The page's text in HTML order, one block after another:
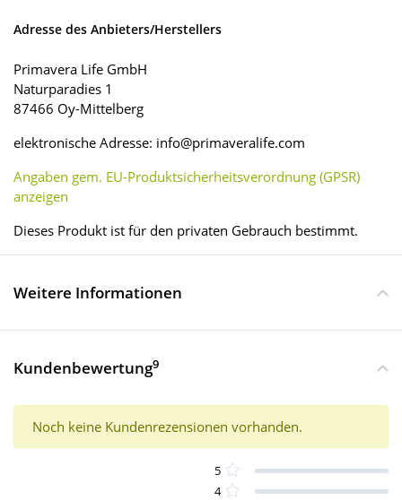
Adresse des Anbieters/Herstellers
Primavera Life GmbH
Naturparadies 1
87466 Oy-Mittelberg
elektronische Adresse: info@primaveralife.com
Angaben gem. EU-Produktsicherheitsverordnung (GPSR)
anzeigen
Dieses Produkt ist für den privaten Gebrauch bestimmt.
Weitere Informationen
Kundenbewertung9
Noch keine Kundenrezensionen vorhanden.
5
4